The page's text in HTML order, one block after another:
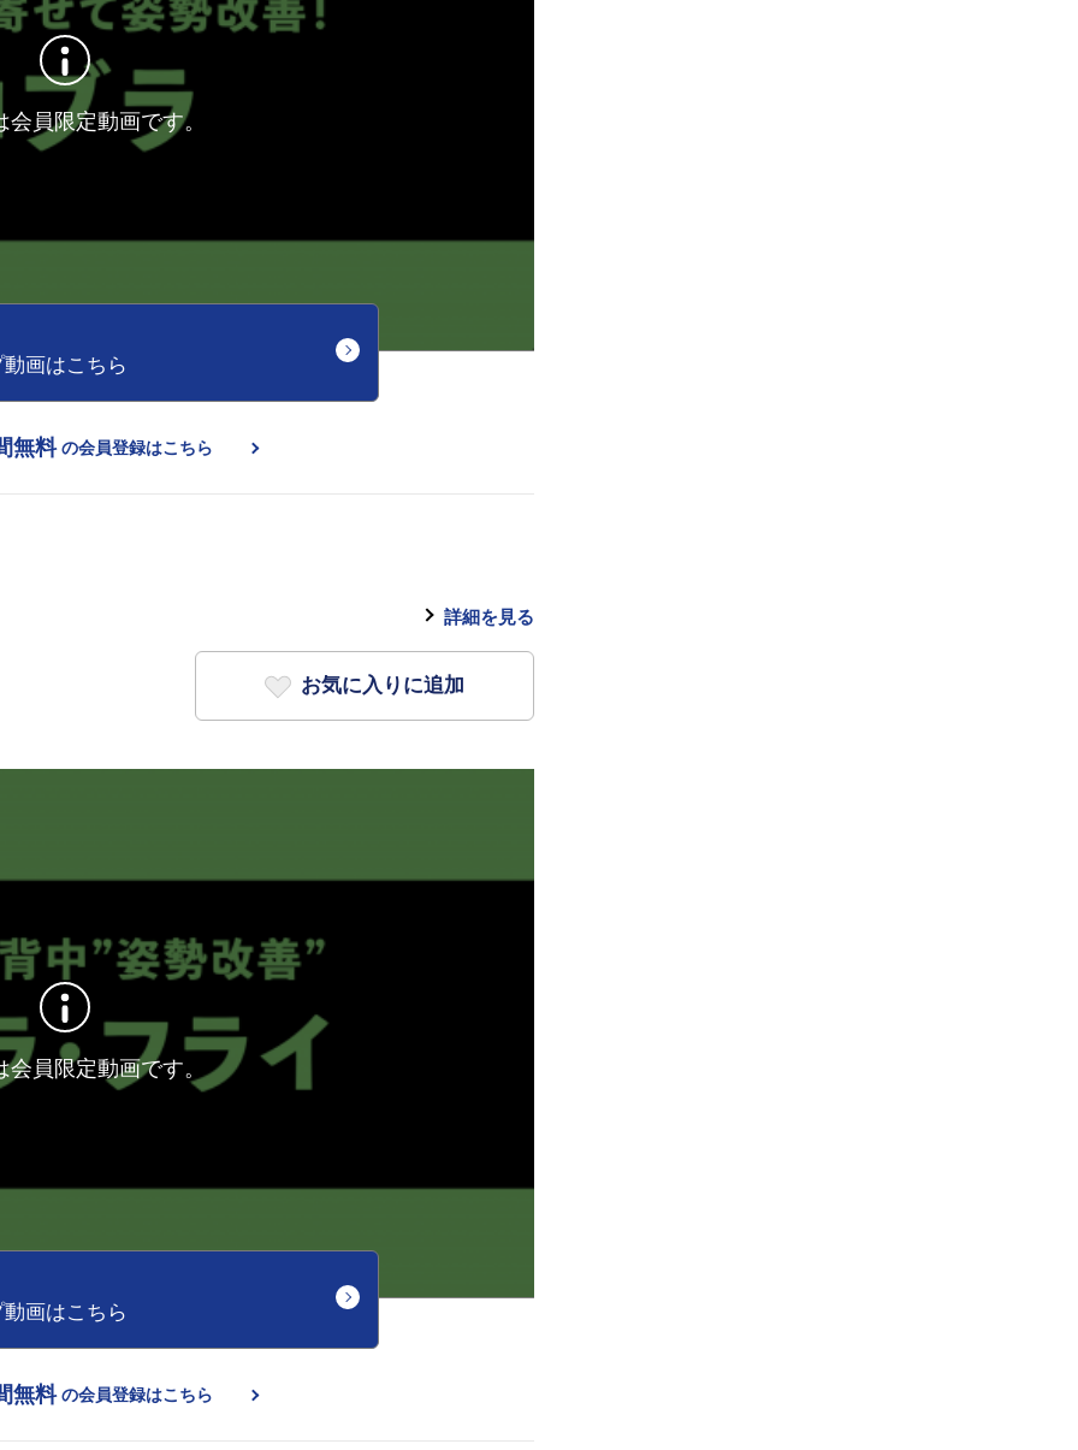
会員限定動画です。
画はこちら
無料 の会員登録はこちら
詳細を見る
お気に入りに追加
会員限定動画です。
画はこちら
無料 の会員登録はこちら